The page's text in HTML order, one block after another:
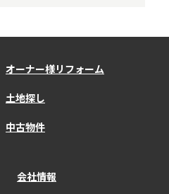
オーナー様リフォーム
土地探し
中古物件
会社情報